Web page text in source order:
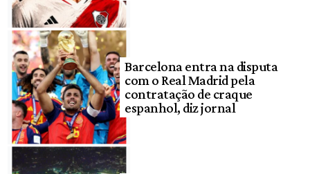
Barcelona entra na disputa
com o Real Madrid pela
contratação de craque
espanhol, diz jornal